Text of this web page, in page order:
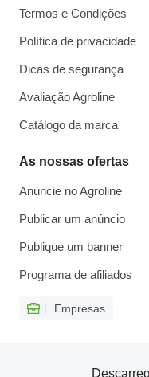
Termos e Condições
Política de privacidade
Dicas de segurança
Avaliação Agroline
Catálogo da marca
As nossas ofertas
Anuncie no Agroline
Publicar um anúncio
Publique um banner
Programa de afiliados
Empresas